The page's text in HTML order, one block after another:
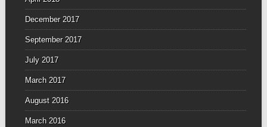
December 2017
September 2017
July 2017
March 2017
August 2016
March 2016